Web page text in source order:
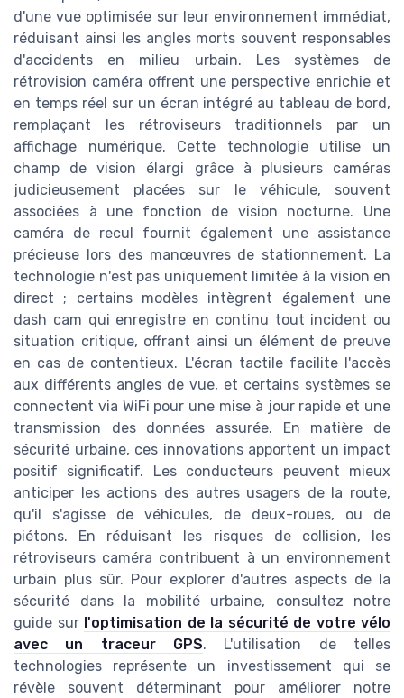
d'une vue optimisée sur leur environnement immédiat,
réduisant ainsi les angles morts souvent responsables
d'accidents en milieu urbain. Les systèmes de
rétrovision caméra offrent une perspective enrichie et
en temps réel sur un écran intégré au tableau de bord,
remplaçant les rétroviseurs traditionnels par un
affichage numérique. Cette technologie utilise un
champ de vision élargi grâce à plusieurs caméras
judicieusement placées sur le véhicule, souvent
associées à une fonction de vision nocturne. Une
caméra de recul fournit également une assistance
précieuse lors des manœuvres de stationnement. La
technologie n'est pas uniquement limitée à la vision en
direct ; certains modèles intègrent également une
dash cam qui enregistre en continu tout incident ou
situation critique, offrant ainsi un élément de preuve
en cas de contentieux. L'écran tactile facilite l'accès
aux différents angles de vue, et certains systèmes se
connectent via WiFi pour une mise à jour rapide et une
transmission des données assurée. En matière de
sécurité urbaine, ces innovations apportent un impact
positif significatif. Les conducteurs peuvent mieux
anticiper les actions des autres usagers de la route,
qu'il s'agisse de véhicules, de deux-roues, ou de
piétons. En réduisant les risques de collision, les
rétroviseurs caméra contribuent à un environnement
urbain plus sûr. Pour explorer d'autres aspects de la
sécurité dans la mobilité urbaine, consultez notre
guide sur l'optimisation de la sécurité de votre vélo
avec un traceur GPS. L'utilisation de telles
technologies représente un investissement qui se
révèle souvent déterminant pour améliorer notre